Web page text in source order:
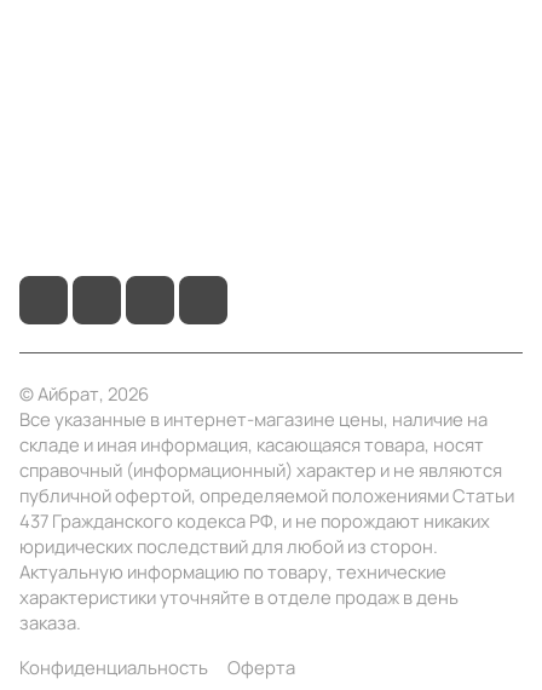
© Айбрат, 2026
Все указанные в интернет-магазине цены, наличие на
складе и иная информация, касающаяся товара, носят
справочный (информационный) характер и не являются
публичной офертой, определяемой положениями Статьи
437 Гражданского кодекса РФ, и не порождают никаких
юридических последствий для любой из сторон.
Актуальную информацию по товару, технические
характеристики уточняйте в отделе продаж в день
заказа.
Конфиденциальность
Оферта